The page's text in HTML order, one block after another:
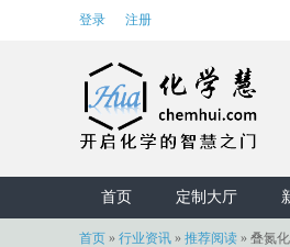
登录 注册
首页 定制大厅
首页 » 行业资讯 » 推荐阅读 » 叠氮